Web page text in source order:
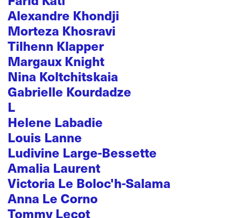
Alexandre Khondji
Morteza Khosravi
Tilhenn Klapper
Margaux Knight
Nina Koltchitskaia
Gabrielle Kourdadze
L
Helene Labadie
Louis Lanne
Ludivine Large-Bessette
Amalia Laurent
Victoria Le Boloc'h-Salama
Anna Le Corno
Tommy Lecot